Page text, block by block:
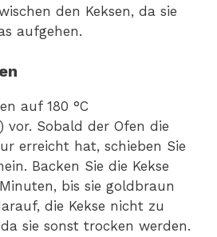
den Keksen, da sie
aufgehen.
auf 180 °C
vor. Sobald der Ofen die
erreicht hat, schieben Sie
Backen Sie die Kekse
bis sie goldbraun
die Kekse nicht zu
sie sonst trocken werden.